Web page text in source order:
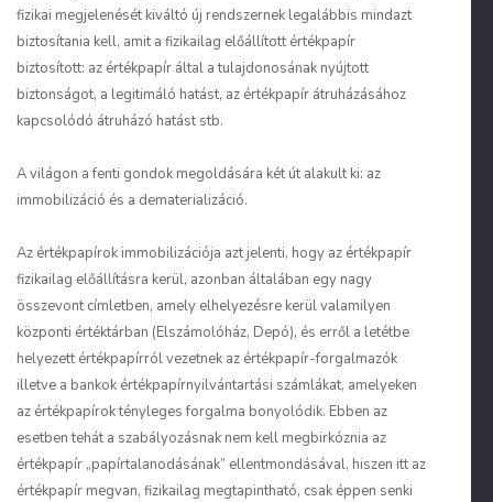
fizikai megjelenését kiváltó új rendszernek legalábbis mindazt
biztosítania kell, amit a fizikailag előállított értékpapír
biztosított: az értékpapír által a tulajdonosának nyújtott
biztonságot, a legitimáló hatást, az értékpapír átruházásához
kapcsolódó átruházó hatást stb.
A világon a fenti gondok megoldására két út alakult ki: az
immobilizáció és a dematerializáció.
Az értékpapírok immobilizációja azt jelenti, hogy az értékpapír
fizikailag előállításra kerül, azonban általában egy nagy
összevont címletben, amely elhelyezésre kerül valamilyen
központi értéktárban (Elszámolóház, Depó), és erről a letétbe
helyezett értékpapírról vezetnek az értékpapír-forgalmazók
illetve a bankok értékpapírnyilvántartási számlákat, amelyeken
az értékpapírok tényleges forgalma bonyolódik. Ebben az
esetben tehát a szabályozásnak nem kell megbirkóznia az
értékpapír „papírtalanodásának” ellentmondásával, hiszen itt az
értékpapír megvan, fizikailag megtapintható, csak éppen senki